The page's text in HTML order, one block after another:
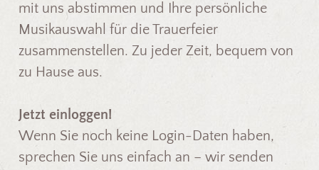
mit uns abstimmen und Ihre persönliche
Musikauswahl für die Trauerfeier
zusammenstellen. Zu jeder Zeit, bequem von
zu Hause aus.
Jetzt einloggen!
Wenn Sie noch keine Login-Daten haben,
sprechen Sie uns einfach an – wir senden